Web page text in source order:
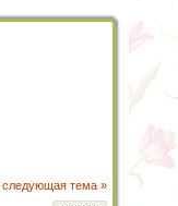
следующая тема »